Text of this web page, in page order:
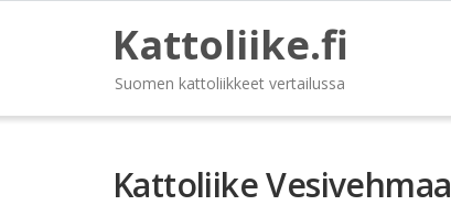
Kattoliike.fi
Suomen kattoliikkeet vertailussa
Kattoliike Vesivehmaa